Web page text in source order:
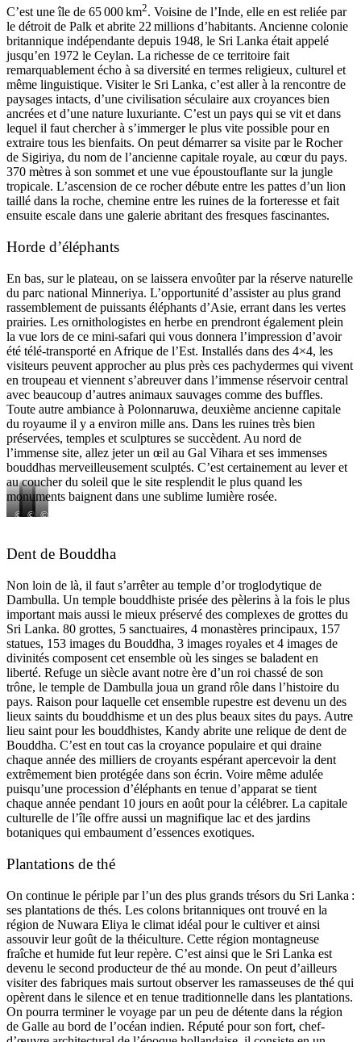
C’est une île de 65 000 km2. Voisine de l’Inde, elle en est reliée par
le détroit de Palk et abrite 22 millions d’habitants. Ancienne colonie
britannique indépendante depuis 1948, le Sri Lanka était appelé
jusqu’en 1972 le Ceylan. La richesse de ce territoire fait
remarquablement écho à sa diversité en termes religieux, culturel et
même linguistique. Visiter le Sri Lanka, c’est aller à la rencontre de
paysages intacts, d’une civilisation séculaire aux croyances bien
ancrées et d’une nature luxuriante. C’est un pays qui se vit et dans
lequel il faut chercher à s’immerger le plus vite possible pour en
extraire tous les bienfaits. On peut démarrer sa visite par le Rocher
de Sigiriya, du nom de l’ancienne capitale royale, au cœur du pays.
370 mètres à son sommet et une vue époustouflante sur la jungle
tropicale. L’ascension de ce rocher débute entre les pattes d’un lion
taillé dans la roche, chemine entre les ruines de la forteresse et fait
ensuite escale dans une galerie abritant des fresques fascinantes.
Horde d’éléphants
En bas, sur le plateau, on se laissera envoûter par la réserve naturelle
du parc national Minneriya. L’opportunité d’assister au plus grand
rassemblement de puissants éléphants d’Asie, errant dans les vertes
prairies. Les ornithologistes en herbe en prendront également plein
la vue lors de ce mini-safari qui vous donnera l’impression d’avoir
été télé-transporté en Afrique de l’Est. Installés dans des 4×4, les
visiteurs peuvent approcher au plus près ces pachydermes qui vivent
en troupeau et viennent s’abreuver dans l’immense réservoir central
avec beaucoup d’autres animaux sauvages comme des buffles.
Toute autre ambiance à Polonnaruwa, deuxième ancienne capitale
du royaume il y a environ mille ans. Dans les ruines très bien
préservées, temples et sculptures se succèdent. Au nord de
l’immense site, allez jeter un œil au Gal Vihara et ses immenses
bouddhas merveilleusement sculptés. C’est certainement au lever et
au coucher du soleil que le site resplendit le plus quand les
monuments baignent dans une sublime lumière rosée.
©
o
D
R
©
o
L
’
O
b
s
’
–
A
n
n
e
-
S
o
p
h
i
e
F
o
n
n
t
©
o
L
’
O
b
s
’
–
A
n
n
e
-
S
o
p
h
i
e
F
o
n
n
t
©
o
L
’
O
b
s
’
–
A
n
n
e
-
S
o
p
h
i
e
F
o
n
t
n
t
Dent de Bouddha
Non loin de là, il faut s’arrêter au temple d’or troglodytique de
Dambulla. Un temple bouddhiste prisée des pèlerins à la fois le plus
important mais aussi le mieux préservé des complexes de grottes du
Sri Lanka. 80 grottes, 5 sanctuaires, 4 monastères principaux, 157
statues, 153 images du Bouddha, 3 images royales et 4 images de
divinités composent cet ensemble où les singes se baladent en
liberté. Refuge un siècle avant notre ère d’un roi chassé de son
trône, le temple de Dambulla joua un grand rôle dans l’histoire du
pays. Raison pour laquelle cet ensemble rupestre est devenu un des
lieux saints du bouddhisme et un des plus beaux sites du pays. Autre
lieu saint pour les bouddhistes, Kandy abrite une relique de dent de
Bouddha. C’est en tout cas la croyance populaire et qui draine
chaque année des milliers de croyants espérant apercevoir la dent
extrêmement bien protégée dans son écrin. Voire même adulée
puisqu’une procession d’éléphants en tenue d’apparat se tient
chaque année pendant 10 jours en août pour la célébrer. La capitale
culturelle de l’île offre aussi un magnifique lac et des jardins
botaniques qui embaument d’essences exotiques.
Plantations de thé
On continue le périple par l’un des plus grands trésors du Sri Lanka :
ses plantations de thés. Les colons britanniques ont trouvé en la
région de Nuwara Eliya le climat idéal pour le cultiver et ainsi
assouvir leur goût de la théiculture. Cette région montagneuse
fraîche et humide fut leur repère. C’est ainsi que le Sri Lanka est
devenu le second producteur de thé au monde. On peut d’ailleurs
visiter des fabriques mais surtout observer les ramasseuses de thé qui
opèrent dans le silence et en tenue traditionnelle dans les plantations.
On pourra terminer le voyage par un peu de détente dans la région
de Galle au bord de l’océan indien. Réputé pour son fort, chef-